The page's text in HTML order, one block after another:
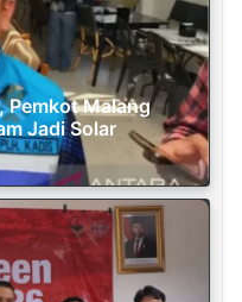
Pemkot Malang
Jadi Solar